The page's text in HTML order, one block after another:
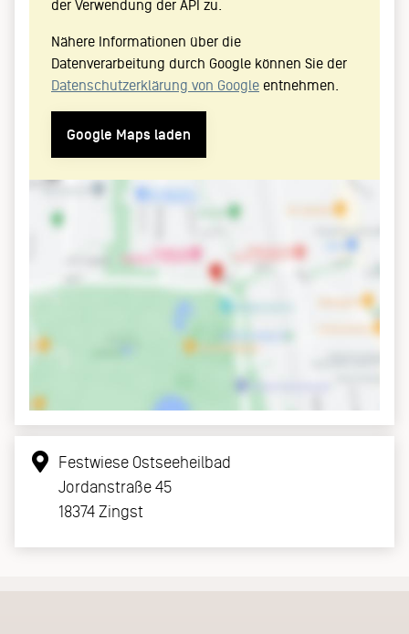
der Verwendung der API zu.
Nähere Informationen über die
Datenverarbeitung durch Google können Sie der
Datenschutzerklärung von Google entnehmen.
Google Maps laden
Festwiese Ostseeheilbad
Jordanstraße 45
18374 Zingst